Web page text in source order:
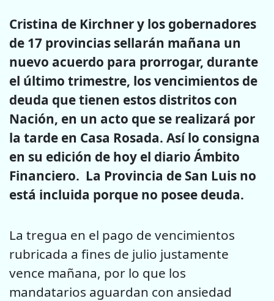
Cristina de Kirchner y los gobernadores
de 17 provincias sellarán mañana un
nuevo acuerdo para prorrogar, durante
el último trimestre, los vencimientos de
deuda que tienen estos distritos con
Nación, en un acto que se realizará por
la tarde en Casa Rosada. Así lo consigna
en su edición de hoy el diario Ámbito
Financiero. La Provincia de San Luis no
está incluida porque no posee deuda.
La tregua en el pago de vencimientos
rubricada a fines de julio justamente
vence mañana, por lo que los
mandatarios aguardan con ansiedad